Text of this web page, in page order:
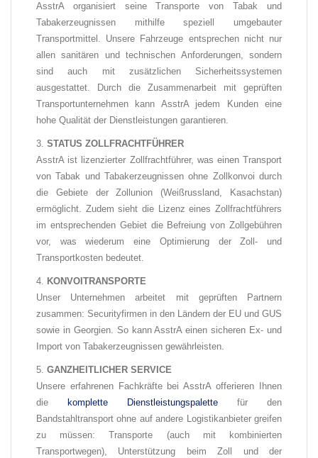
AsstrA organisiert seine Transporte von Tabak und
Tabakerzeugnissen mithilfe speziell umgebauter
Transportmittel. Unsere Fahrzeuge entsprechen nicht nur
allen sanitären und technischen Anforderungen, sondern
sind auch mit zusätzlichen Sicherheitssystemen
ausgestattet. Durch die Zusammenarbeit mit geprüften
Transportunternehmen kann AsstrA jedem Kunden eine
hohe Qualität der Dienstleistungen garantieren.
STATUS ZOLLFRACHTFÜHRER
AsstrA ist lizenzierter Zollfrachtführer, was einen Transport
von Tabak und Tabakerzeugnissen ohne Zollkonvoi durch
die Gebiete der Zollunion (Weißrussland, Kasachstan)
ermöglicht. Zudem sieht die Lizenz eines Zollfrachtführers
im entsprechenden Gebiet die Befreiung von Zollgebühren
vor, was wiederum eine Optimierung der Zoll- und
Transportkosten bedeutet.
KONVOITRANSPORTE
Unser Unternehmen arbeitet mit geprüften Partnern
zusammen: Securityfirmen in den Ländern der EU und GUS
sowie in Georgien. So kann AsstrA einen sicheren Ex- und
Import von Tabakerzeugnissen gewährleisten.
GANZHEITLICHER SERVICE
Unsere erfahrenen Fachkräfte bei AsstrAofferieren Ihnen
die komplette Dienstleistungspalette für den
Bandstahltransport ohne auf andere Logistikanbieter greifen
zu müssen: Transporte (auch mit kombinierten
Transportwegen), Unterstützung beim Zoll und der